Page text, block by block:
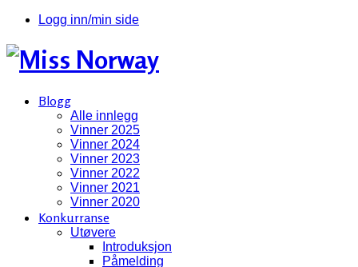
Logg inn/min side
Blogg
Alle innlegg
Vinner 2025
Vinner 2024
Vinner 2023
Vinner 2022
Vinner 2021
Vinner 2020
Konkurranse
Utøvere
Introduksjon
Påmelding